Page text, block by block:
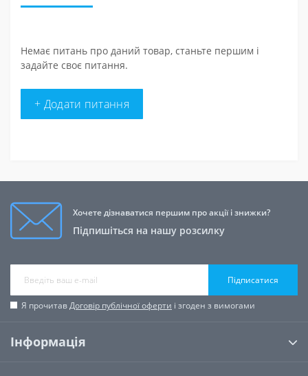
Немає питань про даний товар, станьте першим і
задайте своє питання.
+ Додати питання
Хочете дізнаватися першим про акції і знижки?
Підпишіться на нашу розсилку
Підписатися
Я прочитавДоговір публічної оферти і згоден з вимогами
Інформація